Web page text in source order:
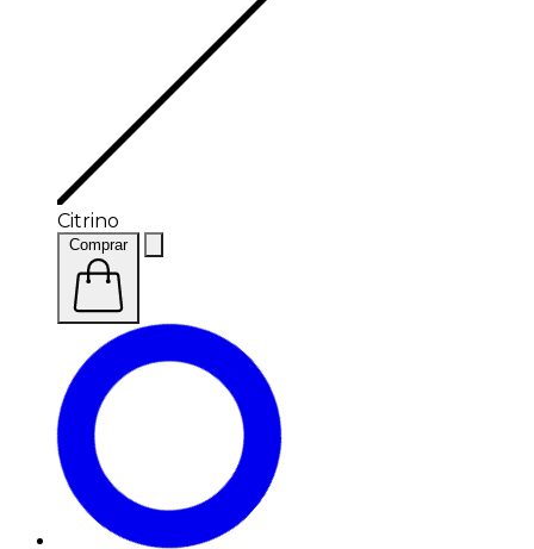
Citrino
Comprar